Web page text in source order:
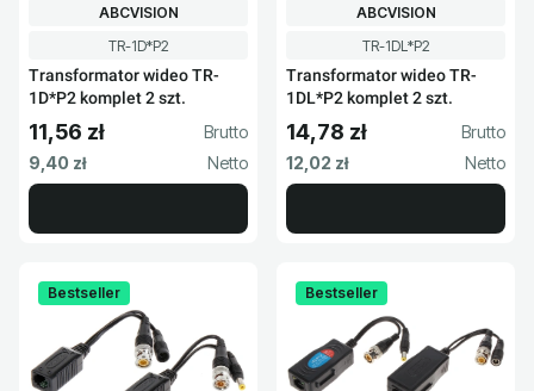
Kod produktu
TR-1D*P2
Transformator wideo TR-
1D*P2 komplet 2 szt.
PRODUCENT
ABCVISION
Cena brutto
11,56 zł
Cena netto
9,40 zł
Kod produktu
TR-1DL*P2
Transformator wideo TR-
1DL*P2 komplet 2 szt.
PRODUCENT
ABCVISION
Cena brutto
14,78 zł
Cena netto
12,02 zł
Bestseller Bestseller